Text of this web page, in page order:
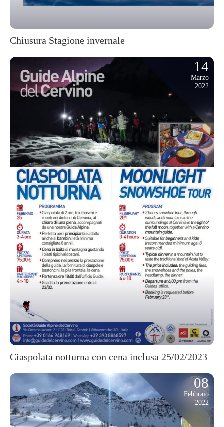
Chiusura Stagione invernale
14
Marzo
2022
Ciaspolata notturna con cena inclusa 25/02/2023
08
Febbraio
2022